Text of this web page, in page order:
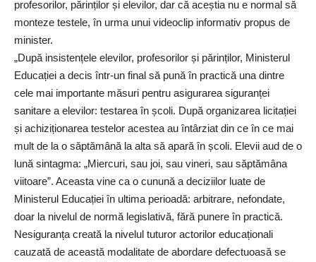
profesorilor, părinților și elevilor, dar că aceștia nu e normal să
monteze testele, în urma unui videoclip informativ propus de
minister.
„După insistențele elevilor, profesorilor și părinților, Ministerul
Educației a decis într-un final să pună în practică una dintre
cele mai importante măsuri pentru asigurarea siguranței
sanitare a elevilor: testarea în școli. După organizarea licitației
și achiziționarea testelor acestea au întârziat din ce în ce mai
mult de la o săptămână la alta să apară în școli. Elevii aud de o
lună sintagma: „Miercuri, sau joi, sau vineri, sau săptămâna
viitoare”. Aceasta vine ca o cunună a deciziilor luate de
Ministerul Educației în ultima perioadă: arbitrare, nefondate,
doar la nivelul de normă legislativă, fără punere în practică.
Nesiguranța creată la nivelul tuturor actorilor educaționali
cauzată de această modalitate de abordare defectuoasă se